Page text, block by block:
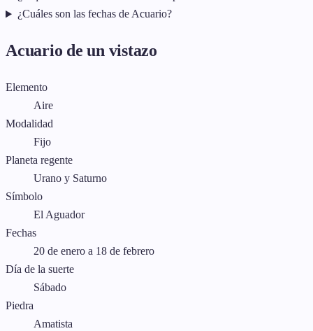
¿Cuáles son las fechas de Acuario?
Acuario de un vistazo
Elemento
Aire
Modalidad
Fijo
Planeta regente
Urano y Saturno
Símbolo
El Aguador
Fechas
20 de enero a 18 de febrero
Día de la suerte
Sábado
Piedra
Amatista